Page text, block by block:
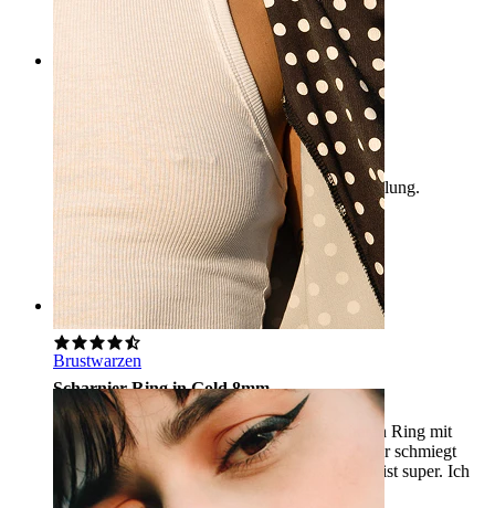
Brustwarzen
AI-Übersetzung Original anzeigen
Segmentring
Schön, aber etwas langsam/schwierige Verriegelung.
Verifizierter Kauf
AI-Übersetzung Original anzeigen
Rating
Scharnier Ring in Gold 8mm
Ich habe für meinen Helix einen etwas breiteren Ring mit
Scharnier gesucht und dieser Ring ist perfekt. Er schmiegt
sich super um das Ohr herum und das Material ist super. Ich
kann ihn nur empfehlen.